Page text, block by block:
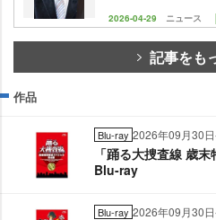
2026-04-29 ニュース
記事をも
作品
Blu-ray 2026年09月30
「踊る大捜査線 歳
Blu-ray
Blu-ray 2026年09月30